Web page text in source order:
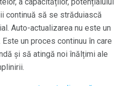
a capacităților, potențialului
continuă să se străduiască
Auto-actualizarea nu este un
un proces continuu în care
și să atingă noi înălțimi ale